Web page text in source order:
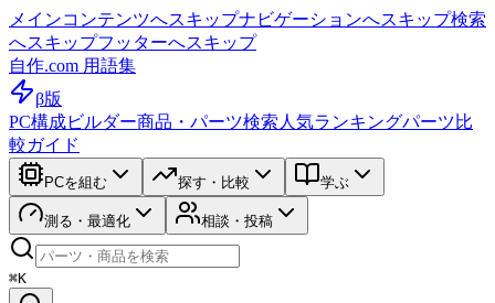
メインコンテンツへスキップナビゲーションへスキップ検索
へスキップフッターへスキップ
自作.com 用語集
β版
PC構成ビルダー商品・パーツ検索 人気ランキングパーツ比
較ガイド
PCを組む 探す・比較 学ぶ
測る・最適化 相談・投稿
⌘K